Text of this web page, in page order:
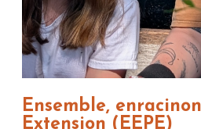
Ensemble,
Extension (EEPE)